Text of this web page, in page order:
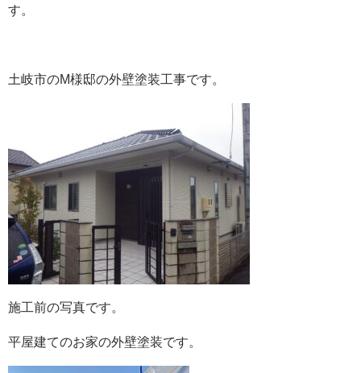
す。
土岐市のM様邸の外壁塗装工事です。
施工前の写真です。
平屋建てのお家の外壁塗装です。